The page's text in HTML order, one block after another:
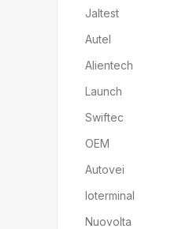
Jaltest
Autel
Alientech
Launch
Swiftec
OEM
Autovei
Ioterminal
Nuovolta